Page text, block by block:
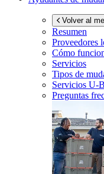
Volver al
Resumen
Proveedores
Cómo
Servicios
Tipos de
Servicios U-
Preguntas